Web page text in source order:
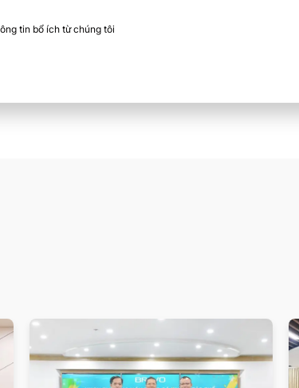
tin bổ ích từ chúng tôi​